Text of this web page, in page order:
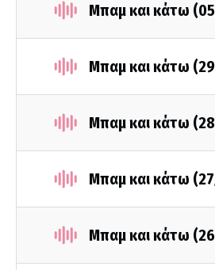
Μπαμ και κάτω
Μπαμ και κάτω
Μπαμ και κάτω
Μπαμ και κάτω
Μπαμ και κάτω